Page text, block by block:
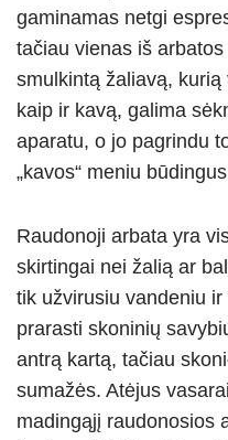
gaminamas netgi
tačiau vienas iš
smulkintą žaliavą, kurią
kaip ir kavą, galima
aparatu, o jo pagrindu
„kavos“ meniu
Raudonoji arbata yra
skirtingai nei žalią ar
tik užvirusiu vandeniu
prarasti skoninių
antrą kartą, tačiau
sumažės. Atėjus
madingąjį raudonosios